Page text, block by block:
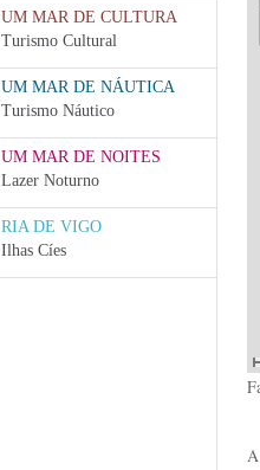
UM MAR DE CULTURA
Turismo Cultural
UM MAR DE NÁUTICA
Turismo Náutico
UM MAR DE NOITES
Lazer Noturno
RIA DE VIGO
Ilhas Cíes
A